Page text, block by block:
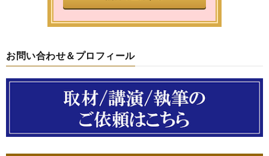
お問い合わせ＆プロフィール